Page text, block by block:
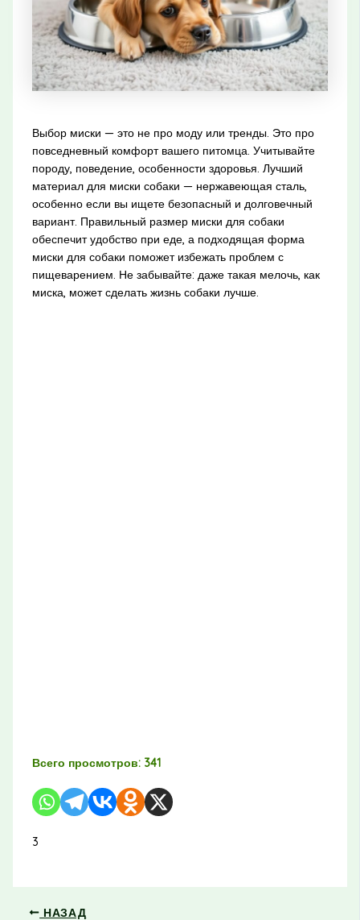
Выбор миски — это не про моду или тренды. Это про
повседневный комфорт вашего питомца. Учитывайте
породу, поведение, особенности здоровья. Лучший
материал для миски собаки — нержавеющая сталь,
особенно если вы ищете безопасный и долговечный
вариант. Правильный размер миски для собаки
обеспечит удобство при еде, а подходящая форма
миски для собаки поможет избежать проблем с
пищеварением. Не забывайте: даже такая мелочь, как
миска, может сделать жизнь собаки лучше.
Всего просмотров: 341
3
НАЗАД